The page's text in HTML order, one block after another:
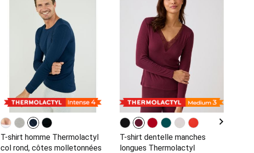
T-shirt homme Thermolactyl
col rond, côtes molletonnées
T-shirt dentelle manches
longues Thermolactyl